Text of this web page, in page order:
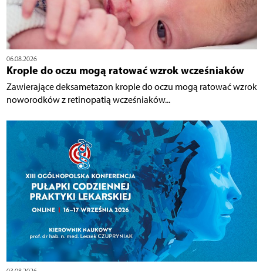
06.08.2026
Krople do oczu mogą ratować wzrok wcześniaków
Zawierające deksametazon krople do oczu mogą ratować wzrok
noworodków z retinopatią wcześniaków...